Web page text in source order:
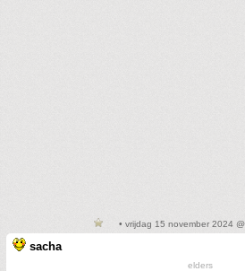
• vrijdag 15 november 2024
sacha
elders